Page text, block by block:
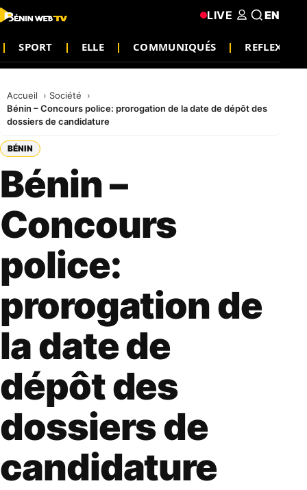
SPORT ELLE COMMUNIQUÉS REFLEXION
LIVE EN
Accueil
Société
Bénin – Concours police: prorogation de la date de dépôt des
dossiers de candidature
BÉNIN
Bénin –
Concours
police:
prorogation de
la date de
dépôt des
dossiers de
candidature